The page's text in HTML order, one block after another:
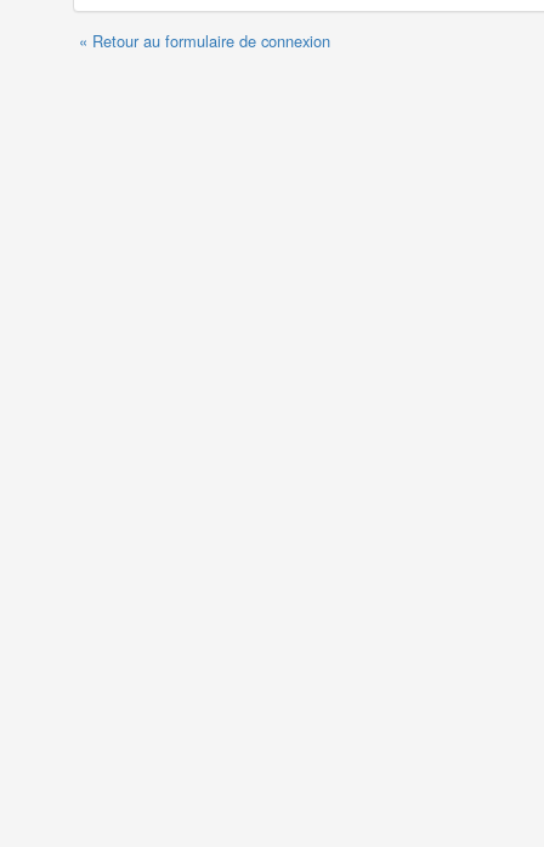
« Retour au formulaire de connexion